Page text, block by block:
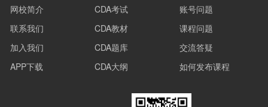
网校简介
联系我们
加入我们
APP下载
CDA考试
CDA教材
CDA题库
CDA大纲
账号问题
课程问题
交流答疑
如何发布课程